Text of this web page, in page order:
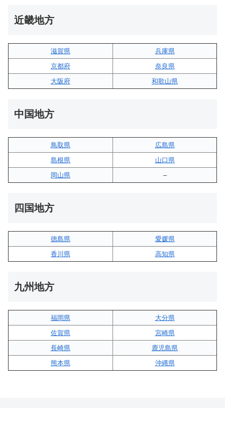
近畿地方
滋賀県
兵庫県
京都府
奈良県
大阪府
和歌山県
中国地方
鳥取県
広島県
島根県
山口県
岡山県
–
四国地方
徳島県
愛媛県
香川県
高知県
九州地方
福岡県
大分県
佐賀県
宮崎県
長崎県
鹿児島県
熊本県
沖縄県